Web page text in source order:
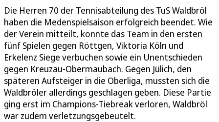
Die Herren 70 der Tennisabteilung des TuS Waldbröl
haben die Medenspielsaison erfolgreich beendet. Wie
der Verein mitteilt, konnte das Team in den ersten
fünf Spielen gegen Röttgen, Viktoria Köln und
Erkelenz Siege verbuchen sowie ein Unentschieden
gegen Kreuzau-Obermaubach. Gegen Jülich, den
späteren Aufsteiger in die Oberliga, mussten sich die
Waldbröler allerdings geschlagen geben. Diese Partie
ging erst im Champions-Tiebreak verloren, Waldbröl
war zudem verletzungsgebeutelt.